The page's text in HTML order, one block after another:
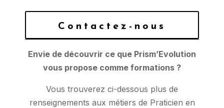
Contactez-nous
Envie de découvrir ce que Prism’Evolution
vous propose comme formations ?
Vous trouverez ci-dessous plus de
renseignements aux métiers de Praticien en